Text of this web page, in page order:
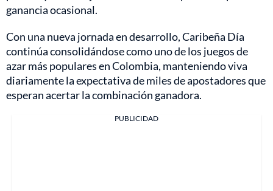
ganancia ocasional.
Con una nueva jornada en desarrollo, Caribeña Día
continúa consolidándose como uno de los juegos de
azar más populares en Colombia, manteniendo viva
diariamente la expectativa de miles de apostadores que
esperan acertar la combinación ganadora.
PUBLICIDAD